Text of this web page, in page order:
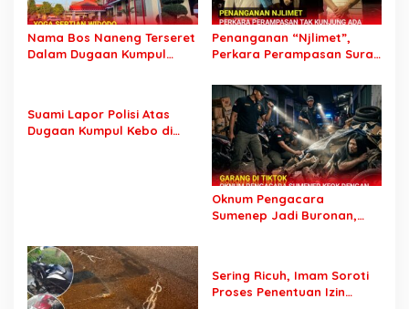
Nama Bos Naneng Terseret
Dalam Dugaan Kumpul
Penanganan “Njlimet”,
Perkara Perampasan Surat
Tersangka Padahal
Setahun di Polres Pasuruan
Suami Lapor Polisi Atas
Dugaan Kumpul Kebo di
Oknum Pengacara
Sumenep Jadi Buronan,
Sering Ricuh, Imam Soroti
Proses Penentuan Izin